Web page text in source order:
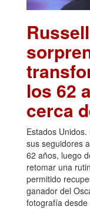
los 62
cerca
Estados
sus seguidores
62 años, luego
retomar una
permitido
ganador del
fotografía